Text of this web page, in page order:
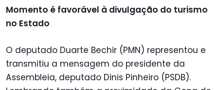
Momento é favorável à divulgação do turismo
no Estado
O deputado Duarte Bechir (PMN) representou e
transmitiu a mensagem do presidente da
Assembleia, deputado Dinis Pinheiro (PSDB).